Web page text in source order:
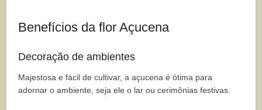
Benefícios da flor Açucena
Decoração de ambientes
Majestosa e fácil de cultivar, a açucena é ótima para
adornar o ambiente, seja ele o lar ou cerimônias festivas.